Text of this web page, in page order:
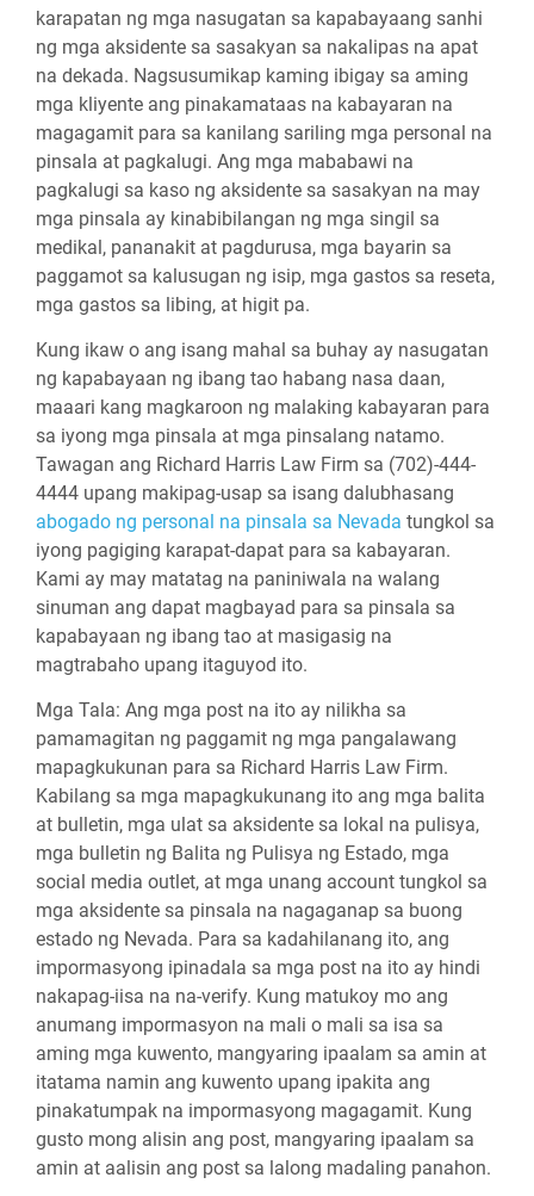
karapatan ng mga nasugatan sa kapabayaang sanhi
ng mga aksidente sa sasakyan sa nakalipas na apat
na dekada. Nagsusumikap kaming ibigay sa aming
mga kliyente ang pinakamataas na kabayaran na
magagamit para sa kanilang sariling mga personal na
pinsala at pagkalugi. Ang mga mababawi na
pagkalugi sa kaso ng aksidente sa sasakyan na may
mga pinsala ay kinabibilangan ng mga singil sa
medikal, pananakit at pagdurusa, mga bayarin sa
paggamot sa kalusugan ng isip, mga gastos sa reseta,
mga gastos sa libing, at higit pa.
Kung ikaw o ang isang mahal sa buhay ay nasugatan
ng kapabayaan ng ibang tao habang nasa daan,
maaari kang magkaroon ng malaking kabayaran para
sa iyong mga pinsala at mga pinsalang natamo.
Tawagan ang Richard Harris Law Firm sa (702)-444-
4444 upang makipag-usap sa isang dalubhasang
abogado ng personal na pinsala sa Nevada tungkol sa
iyong pagiging karapat-dapat para sa kabayaran.
Kami ay may matatag na paniniwala na walang
sinuman ang dapat magbayad para sa pinsala sa
kapabayaan ng ibang tao at masigasig na
magtrabaho upang itaguyod ito.
Mga Tala: Ang mga post na ito ay nilikha sa
pamamagitan ng paggamit ng mga pangalawang
mapagkukunan para sa Richard Harris Law Firm.
Kabilang sa mga mapagkukunang ito ang mga balita
at bulletin, mga ulat sa aksidente sa lokal na pulisya,
mga bulletin ng Balita ng Pulisya ng Estado, mga
social media outlet, at mga unang account tungkol sa
mga aksidente sa pinsala na nagaganap sa buong
estado ng Nevada. Para sa kadahilanang ito, ang
impormasyong ipinadala sa mga post na ito ay hindi
nakapag-iisa na na-verify. Kung matukoy mo ang
anumang impormasyon na mali o mali sa isa sa
aming mga kuwento, mangyaring ipaalam sa amin at
itatama namin ang kuwento upang ipakita ang
pinakatumpak na impormasyong magagamit. Kung
gusto mong alisin ang post, mangyaring ipaalam sa
amin at aalisin ang post sa lalong madaling panahon.